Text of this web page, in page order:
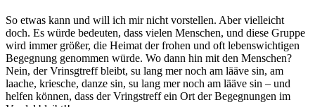
So etwas kann und will ich mir nicht vorstellen. Aber vielleicht
doch. Es würde bedeuten, dass vielen Menschen, und diese Gruppe
wird immer größer, die Heimat der frohen und oft lebenswichtigen
Begegnung genommen würde. Wo dann hin mit den Menschen?
Nein, der Vrinsgtreff bleibt, su lang mer noch am lääve sin, am
laache, kriesche, danze sin, su lang mer noch am lääve sin – und
helfen können, dass der Vringstreff ein Ort der Begegnungen im